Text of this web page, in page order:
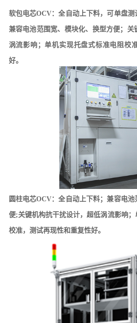
软包电芯OCV：全自动上下料，可单盘测
兼容电池范围宽、模块化、换型方便；关
涡流影响；单机实现托盘式标准电阻校
好。
圆柱电芯OCV：全自动上下料；兼容电
便;关键机构抗干扰设计，超低涡流影响
校准，测试再现性和重复性好。